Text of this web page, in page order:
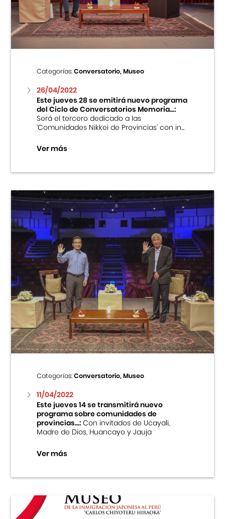
Centro Cultural Peruano Japonés
Museo de la Inmigración Japonesa
Fondo Editorial
Teatro Peruano Japonés
Categorías:Conversatorio, Museo
26/04/2022
Este jueves 28 se emitirá nuevo programa
del Ciclo de Conversatorios Memoria...:
Será el tercero dedicado a las
‘Comunidades Nikkei de Provincias’ con in...
Ver más
Categorías:Conversatorio, Museo
11/04/2022
Este jueves 14 se transmitirá nuevo
programa sobre comunidades de
provincias...:Con invitados de Ucayali,
Madre de Dios, Huancayo y Jauja
Ver más